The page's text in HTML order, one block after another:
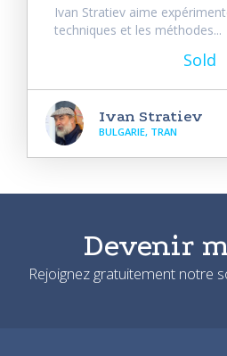
Ivan Stratiev aime
techniques et les méthodes...
Sold
Ivan Stratiev
BULGARIE, TRAN
Devenir
Rejoignez gratuitement notre